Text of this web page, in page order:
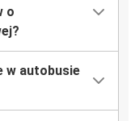
o
w autobusie